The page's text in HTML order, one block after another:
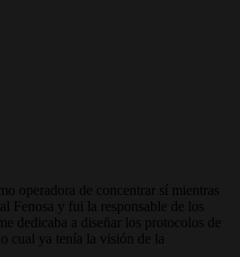
operadora de concentrar sí mientras
Fenosa y fui la responsable de los
dedicaba a diseñar los protocolos de
cual ya tenía la visión de la